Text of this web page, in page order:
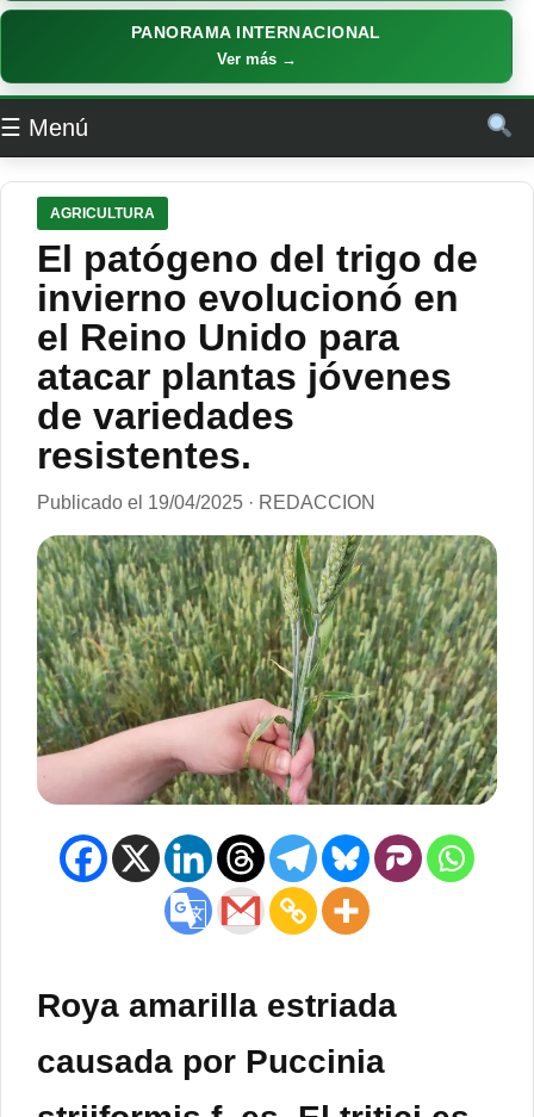
PANORAMA INTERNACIONAL
Ver más →
☰ Menú
AGRICULTURA
El patógeno del trigo de
invierno evolucionó en
el Reino Unido para
atacar plantas jóvenes
de variedades
resistentes.
Publicado el 19/04/2025 · REDACCION
Roya amarilla estriada
causada por Puccinia